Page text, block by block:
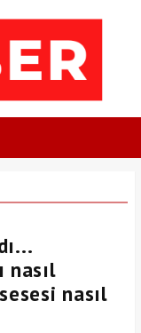
nasıl
nasıl